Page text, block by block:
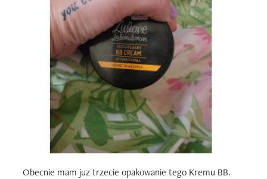
Obecnie mam juz trzecie opakowanie tego Kremu BB.